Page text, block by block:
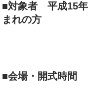
■対象者 平成15年
まれの方
■会場・開式時間